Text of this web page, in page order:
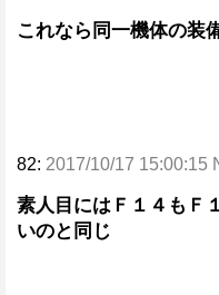
これなら同一機体の装
82: 2017/10/17 15:00:15
素人目にはＦ１４もＦ
いのと同じ